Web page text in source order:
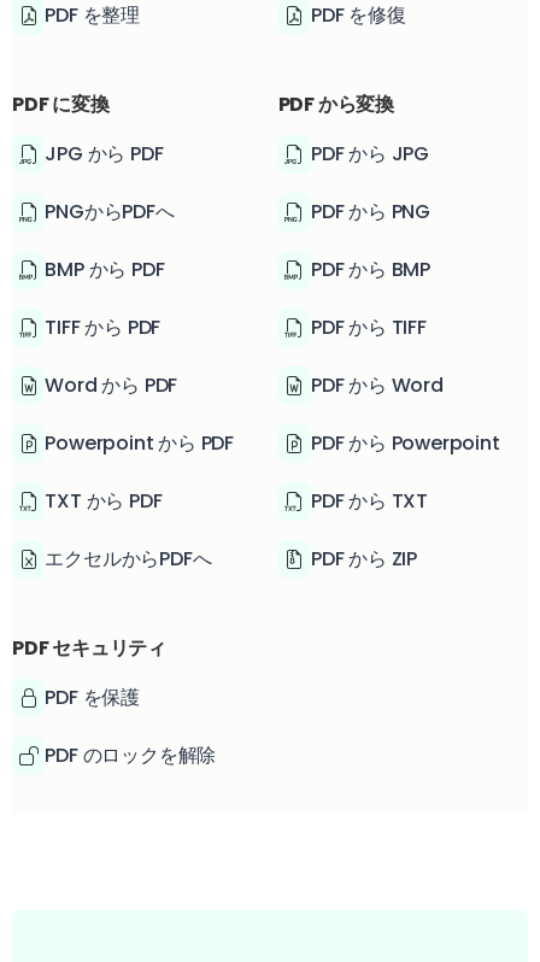
PDF を整理 PDF を修復
PDF に変換
JPG から PDF
PNGからPDFへ
BMP から PDF
TIFF から PDF
Word から PDF
Powerpoint から PDF
TXT から PDF
エクセルからPDFへ
PDF から変換
PDF から JPG
PDF から PNG
PDF から BMP
PDF から TIFF
PDF から Word
PDF から Powerpoint
PDF から TXT
PDF から ZIP
PDF セキュリティ
PDF を保護
PDF のロックを解除